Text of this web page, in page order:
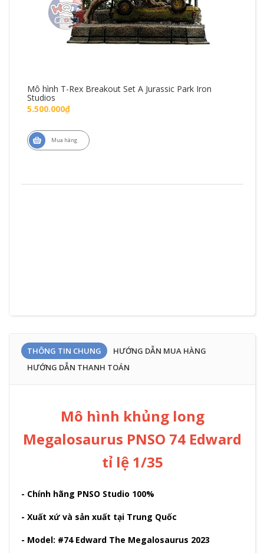
Mô hình T-Rex Breakout Set A Jurassic Park Iron
Studios
5.500.000₫
Mua hàng
THÔNG TIN CHUNG
HƯỚNG DẪN MUA HÀNG
HƯỚNG DẪN THANH TOÁN
Mô hình khủng long
Megalosaurus PNSO 74 Edward
tỉ lệ 1/35
- Chính hãng PNSO Studio 100%
- Xuất xứ và sản xuất tại Trung Quốc
- Model: #74 Edward The Megalosaurus 2023